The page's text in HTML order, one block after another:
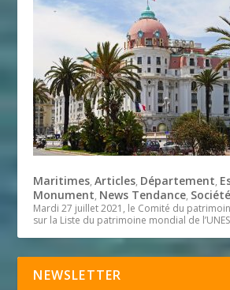
Maritimes,Articles, Département,
Monument, News Tendance, Société
Mardi 27 juillet 2021, le Comité du
sur la Liste du patrimoine mondial de
NEWSLETTER